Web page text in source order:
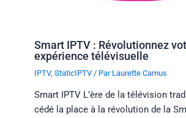
Smart IPTV : Révolutionnez
expérience télévisuelle
IPTV,StaticIPTV / Par Laurette Camus
Smart IPTV L’ère de la télévision
cédé la place à la révolution de la